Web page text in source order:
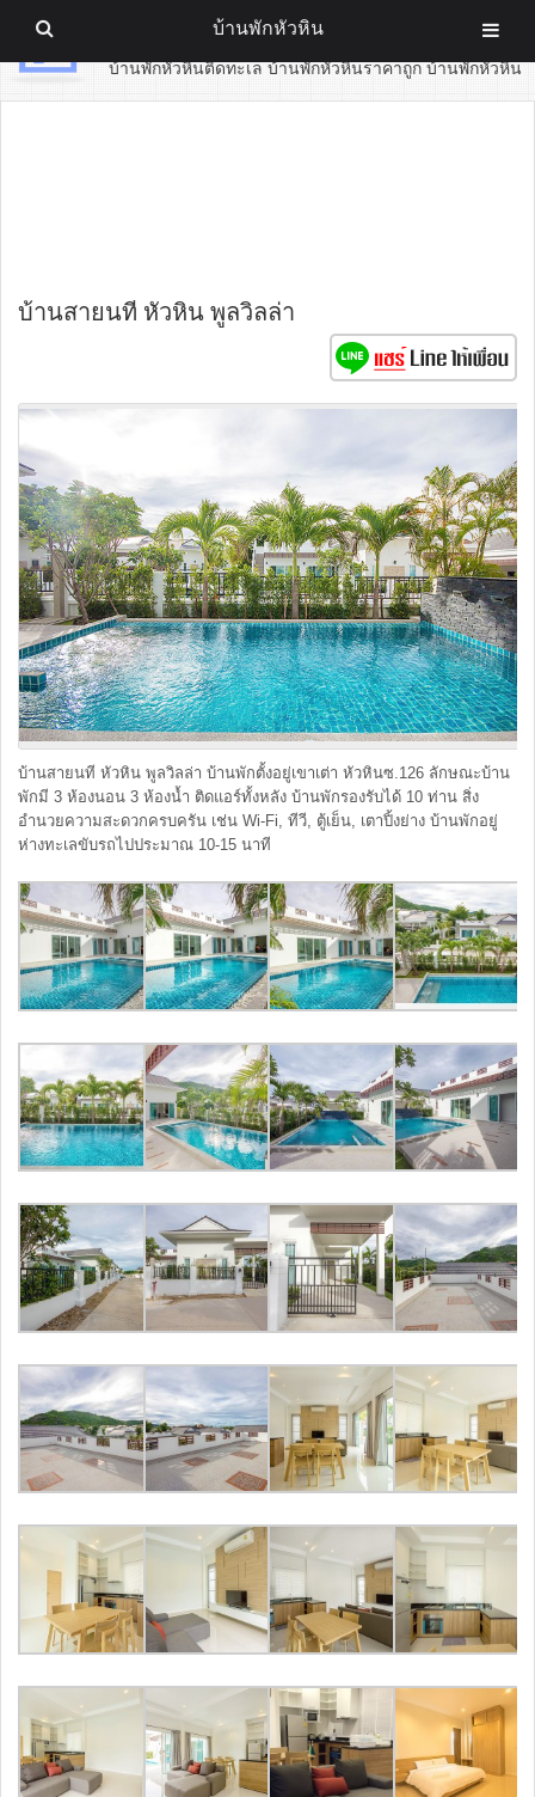
บ้านพักหัวหิน
บ้านพักหัวหินติดทะเล บ้านพักหัวหินราคาถูก บ้านพักหัวหิน
บ้านสายนที หัวหิน พูลวิลล่า
บ้านสายนที หัวหิน พูลวิลล่า บ้านพักตั้งอยู่เขาเต่า หัวหินซ.126 ลักษณะบ้าน
พักมี 3 ห้องนอน 3 ห้องน้ำ ติดแอร์ทั้งหลัง บ้านพักรองรับได้ 10 ท่าน สิ่ง
อำนวยความสะดวกครบครัน เช่น Wi-Fi, ทีวี, ตู้เย็น, เตาปิ้งย่าง บ้านพักอยู่
ห่างทะเลขับรถไปประมาณ 10-15 นาที
บ้านพักหัวหิน